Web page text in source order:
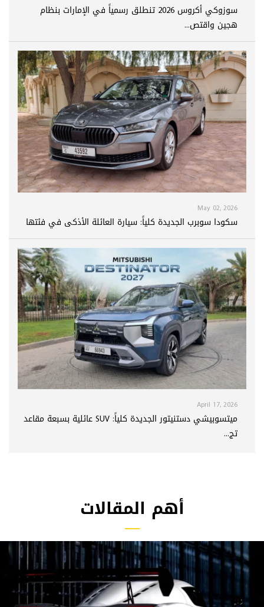
سوزوكي أكروس 2026 تنطلق رسمياً في الإمارات بنظام
هجين واقتص...
May 02, 2026
سكودا سوبرب الجديدة كلياً: سيارة العائلة الأذكى في فئتها
April 17, 2026
ميتسوبيشي دستنيتور الجديدة كلياً: SUV عائلية بسبعة مقاعد
تج...
أهم المقالات